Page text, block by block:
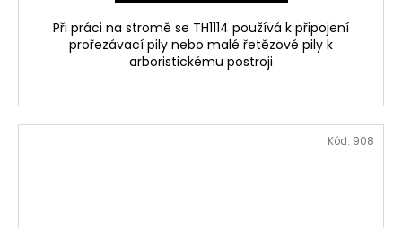
Při práci na stromě se TH1114 používá k připojení
prořezávací pily nebo malé řetězové pily k
arboristickému postroji
Kód: 908